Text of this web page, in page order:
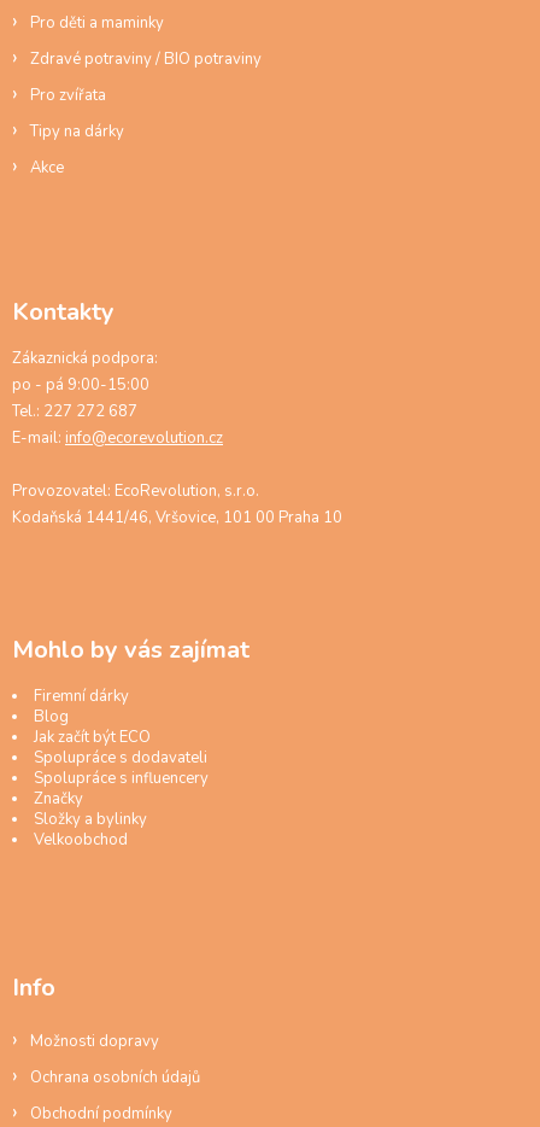
Pro děti a maminky
Zdravé potraviny / BIO potraviny
Pro zvířata
Tipy na dárky
Akce
Kontakty
Zákaznická podpora:
po - pá 9:00-15:00
Tel.: 227 272 687
E-mail: info@ecorevolution.cz
Provozovatel: EcoRevolution, s.r.o.
Kodaňská 1441/46, Vršovice, 101 00 Praha 10
Mohlo by vás zajímat
Firemní dárky
Blog
Jak začít být ECO
Spolupráce s dodavateli
Spolupráce s influencery
Značky
Složky a bylinky
Velkoobchod
Info
Možnosti dopravy
Ochrana osobních údajů
Obchodní podmínky